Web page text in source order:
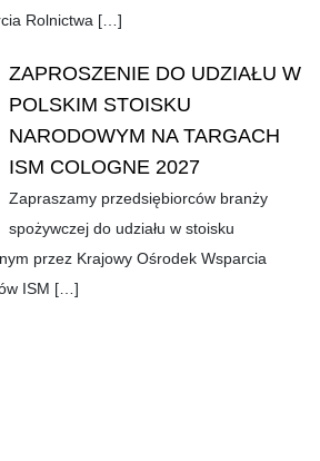
Rolnictwa […]
ZAPROSZENIE DO UDZIAŁU W
POLSKIM STOISKU
NARODOWYM NA TARGACH
ISM COLOGNE 2027
Zapraszamy przedsiębiorców branży
spożywczej do udziału w stoisku
przez Krajowy Ośrodek Wsparcia
ISM […]